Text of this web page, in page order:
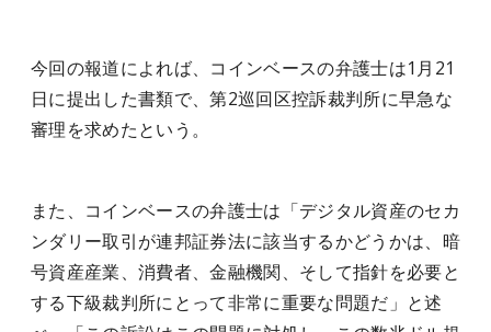
今回の報道によれば、コインベースの弁護士は1月21
日に提出した書類で、第2巡回区控訴裁判所に早急な
審理を求めたという。
また、コインベースの弁護士は「デジタル資産のセカ
ンダリー取引が連邦証券法に該当するかどうかは、暗
号資産産業、消費者、金融機関、そして指針を必要と
する下級裁判所にとって非常に重要な問題だ」と述